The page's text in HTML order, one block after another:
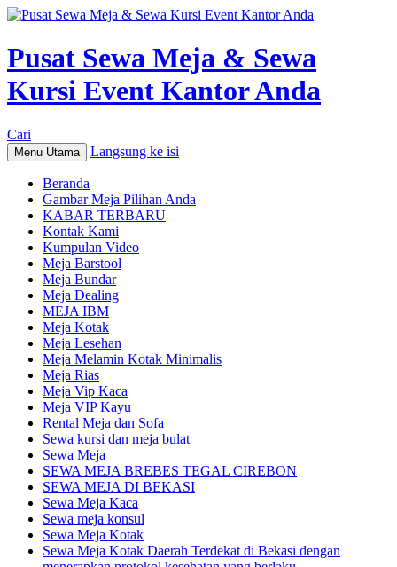
Pusat Sewa Meja & Sewa
Kursi Event Kantor Anda
Cari
Menu Utama Langsung ke isi
Beranda
Gambar Meja Pilihan Anda
KABAR TERBARU
Kontak Kami
Kumpulan Video
Meja Barstool
Meja Bundar
Meja Dealing
MEJA IBM
Meja Kotak
Meja Lesehan
Meja Melamin Kotak Minimalis
Meja Rias
Meja Vip Kaca
Meja VIP Kayu
Rental Meja dan Sofa
Sewa kursi dan meja bulat
Sewa Meja
SEWA MEJA BREBES TEGAL CIREBON
SEWA MEJA DI BEKASI
Sewa Meja Kaca
Sewa meja konsul
Sewa Meja Kotak
Sewa Meja Kotak Daerah Terdekat di Bekasi dengan